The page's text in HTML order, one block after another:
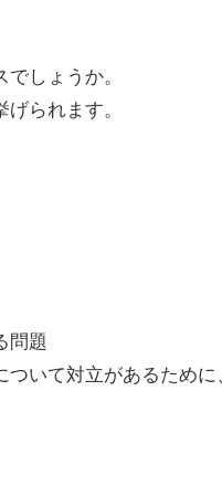
しょうか。
られます。
問題
いて対立があるため